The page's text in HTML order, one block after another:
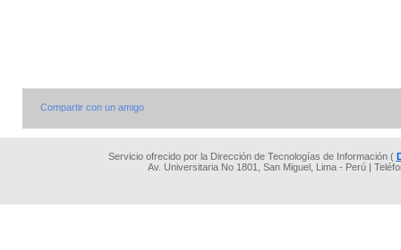
Compartir con un amigo
Servicio ofrecido por la Dirección de Tecnologías de Información (
Av. Universitaria No 1801, San Miguel, Lima - Perú |